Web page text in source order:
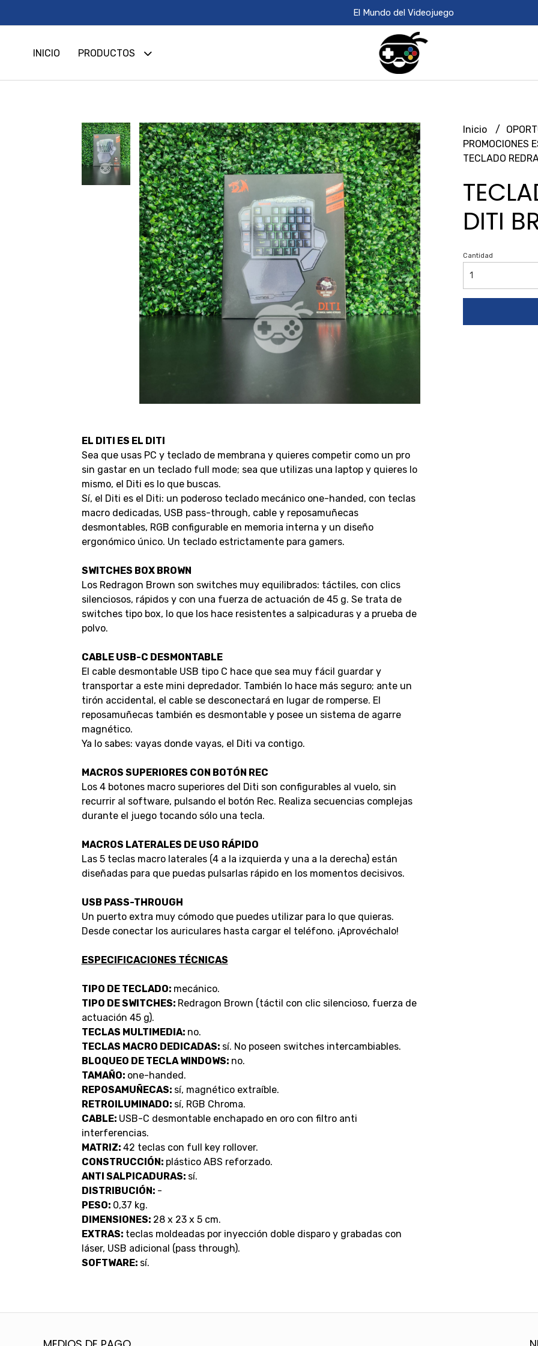
El Mundo del Videojuego
INICIO PRODUCTOS
EL DITI ES EL DITI
Sea que usas PC y teclado de membrana y quieres competir como un pro
sin gastar en un teclado full mode; sea que utilizas una laptop y quieres lo
mismo, el Diti es lo que buscas.
Sí, el Diti es el Diti: un poderoso teclado mecánico one-handed, con teclas
macro dedicadas, USB pass-through, cable y reposamuñecas
desmontables, RGB configurable en memoria interna y un diseño
ergonómico único. Un teclado estrictamente para gamers.
SWITCHES BOX BROWN
Los Redragon Brown son switches muy equilibrados: táctiles, con clics
silenciosos, rápidos y con una fuerza de actuación de 45 g. Se trata de
switches tipo box, lo que los hace resistentes a salpicaduras y a prueba de
polvo.
CABLE USB-C DESMONTABLE
El cable desmontable USB tipo C hace que sea muy fácil guardar y
transportar a este mini depredador. También lo hace más seguro; ante un
tirón accidental, el cable se desconectará en lugar de romperse. El
reposamuñecas también es desmontable y posee un sistema de agarre
magnético.
Ya lo sabes: vayas donde vayas, el Diti va contigo.
MACROS SUPERIORES CON BOTÓN REC
Los 4 botones macro superiores del Diti son configurables al vuelo, sin
recurrir al software, pulsando el botón Rec. Realiza secuencias complejas
durante el juego tocando sólo una tecla.
MACROS LATERALES DE USO RÁPIDO
Las 5 teclas macro laterales (4 a la izquierda y una a la derecha) están
diseñadas para que puedas pulsarlas rápido en los momentos decisivos.
USB PASS-THROUGH
Un puerto extra muy cómodo que puedes utilizar para lo que quieras.
Desde conectar los auriculares hasta cargar el teléfono. ¡Aprovéchalo!
ESPECIFICACIONES TÉCNICAS
TIPO DE TECLADO: mecánico.
TIPO DE SWITCHES: Redragon Brown (táctil con clic silencioso, fuerza de
actuación 45 g).
TECLAS MULTIMEDIA: no.
TECLAS MACRO DEDICADAS: sí. No poseen switches intercambiables.
BLOQUEO DE TECLA WINDOWS: no.
TAMAÑO: one-handed.
REPOSAMUÑECAS: sí, magnético extraíble.
RETROILUMINADO: sí, RGB Chroma.
CABLE: USB-C desmontable enchapado en oro con filtro anti
interferencias.
MATRIZ: 42 teclas con full key rollover.
CONSTRUCCIÓN: plástico ABS reforzado.
ANTI SALPICADURAS: sí.
DISTRIBUCIÓN: -
PESO: 0,37 kg.
DIMENSIONES: 28 x 23 x 5 cm.
EXTRAS: teclas moldeadas por inyección doble disparo y grabadas con
láser, USB adicional (pass through).
SOFTWARE: sí.
Inicio
PROMOCIONES
TECLADO
DITI
Cantidad